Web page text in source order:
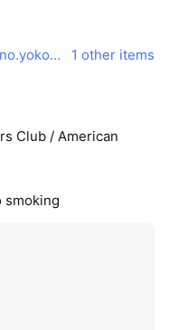
www.instagram.com/yorokobino.yokohama/
1 other items
Club / American
smoking